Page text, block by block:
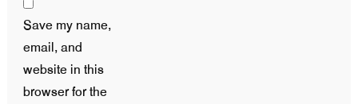
Save my name,
email, and
website in this
browser for the